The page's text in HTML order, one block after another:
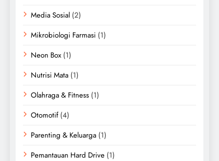
Media Sosial (2)
Mikrobiologi Farmasi (1)
Neon Box (1)
Nutrisi Mata (1)
Olahraga & Fitness (1)
Otomotif(4)
Parenting & Keluarga (1)
Pemantauan Hard Drive (1)